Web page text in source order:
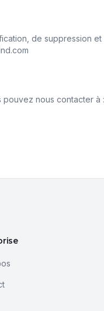
de suppression
nous contacter à :